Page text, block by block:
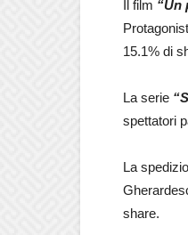
Il film “Un
15.1% di
La serie
spettatori
La
share.